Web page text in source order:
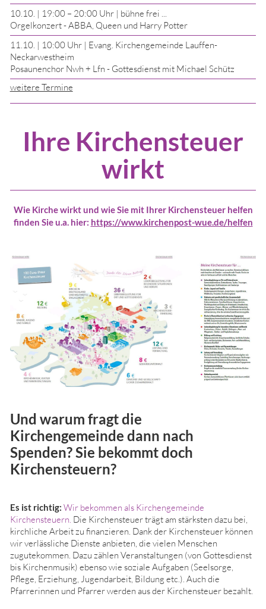
10.10. | 19:00 – 20:00 Uhr| bühne frei ...
Orgelkonzert - ABBA, Queen und Harry Potter
11.10. | 10:00 Uhr| Evang. Kirchengemeinde Lauffen-
Neckarwestheim
Posaunenchor Nwh + Lfn - Gottesdienst mit Michael Schütz
weitere Termine
Ihre Kirchensteuer
wirkt
Wie Kirche wirkt und wie Sie mit Ihrer Kirchensteuer helfen
finden Sie u.a. hier: https://www.kirchenpost-wue.de/helfen
Und warum fragt die
Kirchengemeinde dann nach
Spenden? Sie bekommt doch
Kirchensteuern?
Es ist richtig: Wir bekommen als Kirchengemeinde
Kirchensteuern. Die Kirchensteuer trägt am stärksten dazu bei,
kirchliche Arbeit zu finanzieren. Dank der Kirchensteuer können
wir verlässliche Dienste anbieten, die vielen Menschen
zugutekommen. Dazu zählen Veranstaltungen (von Gottesdienst
bis Kirchenmusik) ebenso wie soziale Aufgaben (Seelsorge,
Pflege, Erziehung, Jugendarbeit, Bildung etc.). Auch die
Pfarrerinnen und Pfarrer werden aus der Kirchensteuer bezahlt.